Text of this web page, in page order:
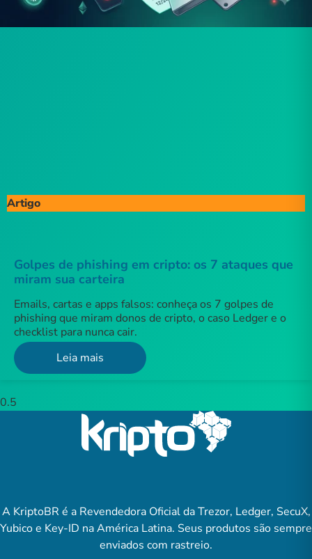
Artigo
Golpes de phishing em cripto: os 7 ataques que
miram sua carteira
Emails, cartas e apps falsos: conheça os 7 golpes de
phishing que miram donos de cripto, o caso Ledger e o
checklist para nunca cair.
Leia mais
A KriptoBR é a Revendedora Oficial da Trezor, Ledger, SecuX,
Yubico e Key-ID na América Latina. Seus produtos são sempre
enviados com rastreio.